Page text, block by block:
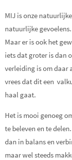
MIJ is onze
natuurlijke
Maar er is ook het
iets dat groter is dan
verleiding is om daar
vrees dat dit een
haal gaat.
Het is mooi genoeg
te beleven en te
dan in balans en
maar wel steeds